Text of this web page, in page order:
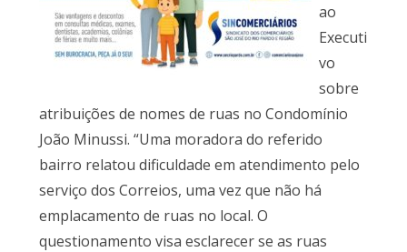
ao
Executi
vo
sobre
atribuições de nomes de ruas no Condomínio
João Minussi. “Uma moradora do referido
bairro relatou dificuldade em atendimento pelo
serviço dos Correios, uma vez que não há
emplacamento de ruas no local. O
questionamento visa esclarecer se as ruas